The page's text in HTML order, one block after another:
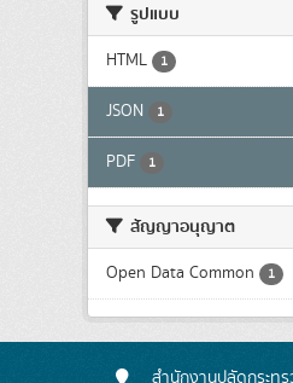
รูปแบบ
HTML 1
JSON 1
PDF 1
สัญญาอนุญาต
Open Data Common 1
สำนักงานปลัดกระท